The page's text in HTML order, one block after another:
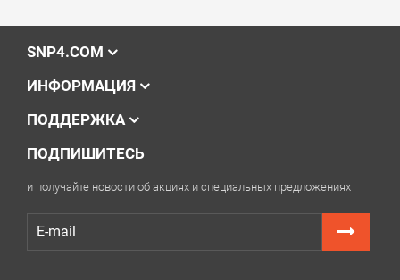
SNP4.COM
ИНФОРМАЦИЯ
ПОДДЕРЖКА
ПОДПИШИТЕСЬ
и получайте новости об акциях и специальных предложениях